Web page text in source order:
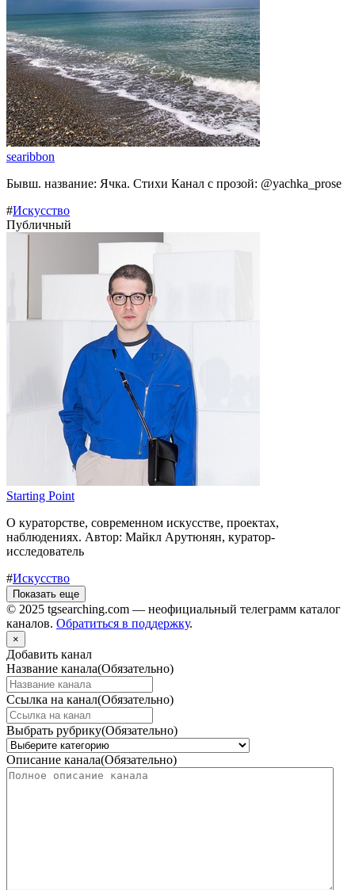
searibbon
Бывш. название: Ячка. Стихи Канал с прозой: @yachka_prose
#Искусство
Публичный
Starting Point
О кураторстве, современном искусстве, проектах,
наблюдениях. Автор: Майкл Арутюнян, куратор-
исследователь
#Искусство
Показать еще
© 2025 tgsearching.com — неофициальный телеграмм каталог
каналов. Обратиться в поддержку.
×
Добавить канал
Название канала(Обязательно)
Ссылка на канал(Обязательно)
Выбрать рубрику(Обязательно)
Описание канала(Обязательно)